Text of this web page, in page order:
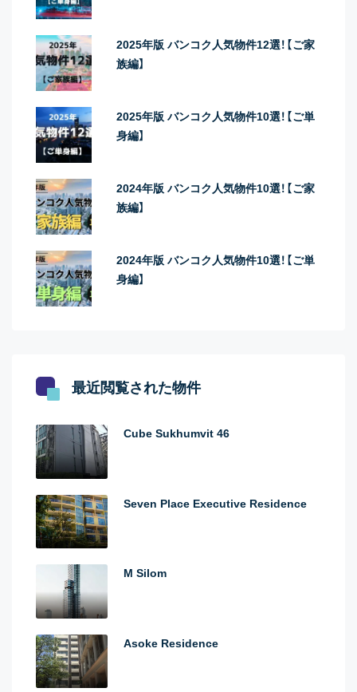
2025年版 バンコク人気物件12選！【ご家
族編】
2025年版 バンコク人気物件10選！【ご単
身編】
2024年版 バンコク人気物件10選！【ご家
族編】
2024年版 バンコク人気物件10選！【ご単
身編】
最近閲覧された物件
Cube Sukhumvit 46
Seven Place Executive Residence
M Silom
Asoke Residence